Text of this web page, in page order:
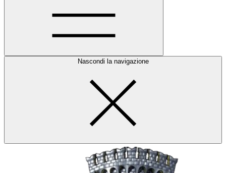
Nascondi la navigazione